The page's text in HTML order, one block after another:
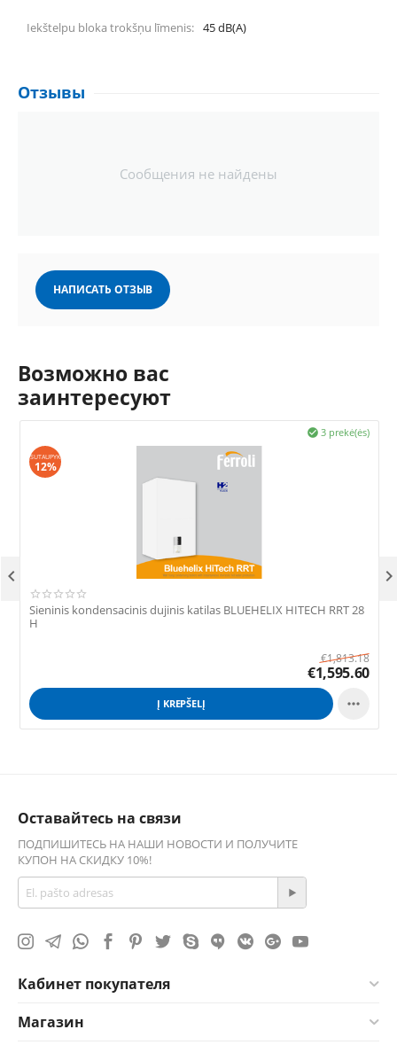
Iekštelpu bloka trokšņu līmenis: 45dB(A)
Отзывы
Сообщения не найдены
НАПИСАТЬ ОТЗЫВ
Возможно вас
заинтересуют
3 prekė(ės)

SUTAUPYK
12%
Sieninis kondensacinis dujinis katilas BLUEHELIX HITECH RRT 28
H
€1,813.18
€1,595.60
Į KREPŠELĮ 

Оставайтесь на связи
ПОДПИШИТЕСЬ НА НАШИ НОВОСТИ И ПОЛУЧИТЕ
КУПОН НА СКИДКУ 10%!
Кабинет покупателя
Магазин